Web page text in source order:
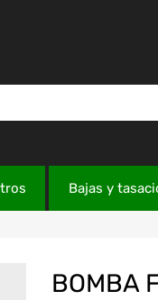
Bajas y
BOMBA